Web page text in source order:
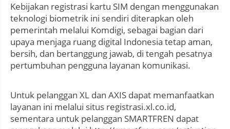
Kebijakan registrasi kartu SIM dengan menggunakan
teknologi biometrik ini sendiri diterapkan oleh
pemerintah melalui Komdigi, sebagai bagian dari
upaya menjaga ruang digital Indonesia tetap aman,
bersih, dan bertanggung jawab, di tengah pesatnya
pertumbuhan pengguna layanan komunikasi.
Untuk pelanggan XL dan AXIS dapat memanfaatkan
layanan ini melalui situs registrasi.xl.co.id,
sementara untuk pelanggan SMARTFREN dapat